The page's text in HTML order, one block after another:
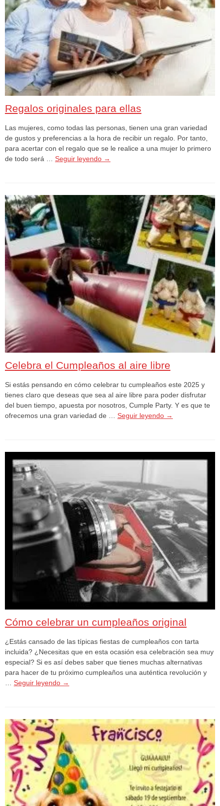
Regalos originales para ellas
Las mujeres, como todas las personas, tienen una gran variedad
de gustos y preferencias a la hora de recibir un regalo. Por tanto,
para acertar con el regalo que se le realice a una mujer lo primero
de todo será … Seguir leyendo →
Celebra el Cumpleaños al aire libre
Si estás pensando en cómo celebrar tu cumpleaños este 2025 y
tienes claro que deseas que sea al aire libre para poder disfrutar
del buen tiempo, apuesta por nosotros, Cumple Party. Y es que te
ofrecemos una gran variedad de … Seguir leyendo →
Cómo celebrar un cumpleaños original
¿Estás cansado de las típicas fiestas de cumpleaños con tarta
incluida? ¿Necesitas que en esta ocasión esa celebración sea muy
especial? Si es así debes saber que tienes muchas alternativas
para hacer de tu próximo cumpleaños una auténtica revolución y
Seguir leyendo →